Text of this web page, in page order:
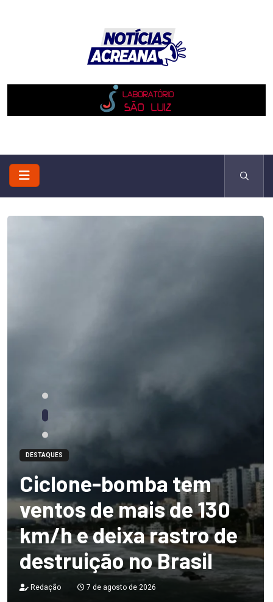
DESTAQUES
Ciclone-bomba tem
ventos de mais de 130
km/h e deixa rastro de
destruição no Brasil
Redação 7 de agosto de 2026